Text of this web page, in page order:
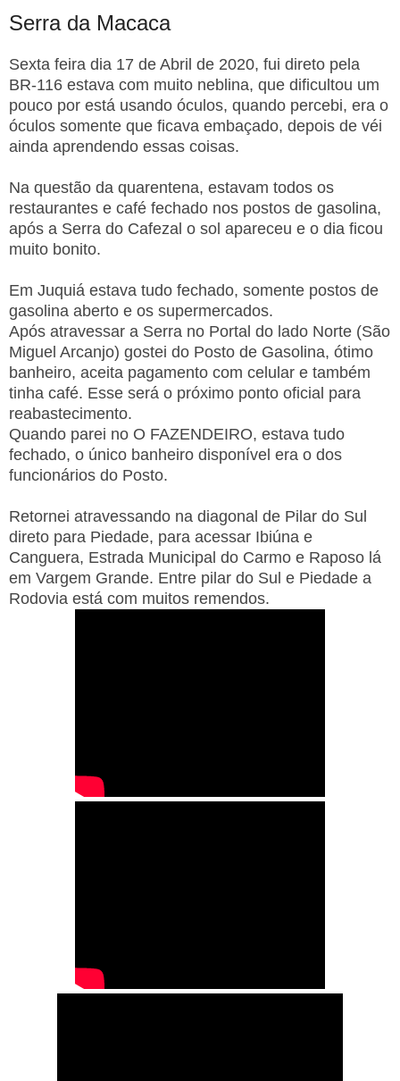
Serra da Macaca
Sexta feira dia 17 de Abril de 2020, fui direto pela
BR-116 estava com muito neblina, que dificultou um
pouco por está usando óculos, quando percebi, era o
óculos somente que ficava embaçado, depois de véi
ainda aprendendo essas coisas.
Na questão da quarentena, estavam todos os
restaurantes e café fechado nos postos de gasolina,
após a Serra do Cafezal o sol apareceu e o dia ficou
muito bonito.
Em Juquiá estava tudo fechado, somente postos de
gasolina aberto e os supermercados.
Após atravessar a Serra no Portal do lado Norte (São
Miguel Arcanjo) gostei do Posto de Gasolina, ótimo
banheiro, aceita pagamento com celular e também
tinha café. Esse será o próximo ponto oficial para
reabastecimento.
Quando parei no O FAZENDEIRO, estava tudo
fechado, o único banheiro disponível era o dos
funcionários do Posto.
Retornei atravessando na diagonal de Pilar do Sul
direto para Piedade, para acessar Ibiúna e
Canguera, Estrada Municipal do Carmo e Raposo lá
em Vargem Grande. Entre pilar do Sul e Piedade a
Rodovia está com muitos remendos.